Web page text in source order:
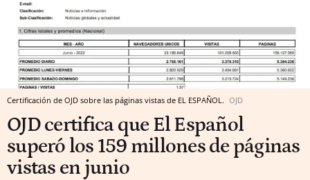
Certificación de OJD sobre las páginas vistas de EL ESPAÑOL. OJD
OJD certifica que El Español
superó los 159 millones de páginas
vistas en junio